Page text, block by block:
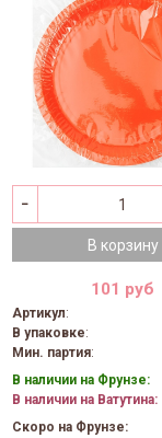
В корзину
101 руб
Артикул:
В упаковке:
Мин. партия:
В наличии на Фрунзе:
В наличии на Ватутина:
Скоро на Фрунзе: